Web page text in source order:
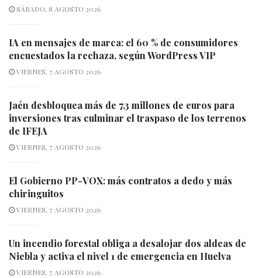
SÁBADO, 8 AGOSTO 2026
IA en mensajes de marca: el 60 % de consumidores
encuestados la rechaza, según WordPress VIP
VIERNES, 7 AGOSTO 2026
Jaén desbloquea más de 7,3 millones de euros para
inversiones tras culminar el traspaso de los terrenos
de IFEJA
VIERNES, 7 AGOSTO 2026
El Gobierno PP-VOX: más contratos a dedo y más
chiringuitos
VIERNES, 7 AGOSTO 2026
Un incendio forestal obliga a desalojar dos aldeas de
Niebla y activa el nivel 1 de emergencia en Huelva
VIERNES, 7 AGOSTO 2026